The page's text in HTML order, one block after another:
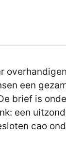
een
brief is
een
cao